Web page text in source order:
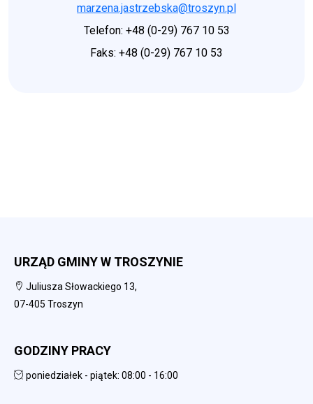
marzena.jastrzebska@troszyn.pl
Telefon: +48 (0-29) 767 10 53
Faks: +48 (0-29) 767 10 53
URZĄD GMINY W TROSZYNIE
Juliusza Słowackiego 13,
07-405 Troszyn
GODZINY PRACY
poniedziałek - piątek: 08:00 - 16:00